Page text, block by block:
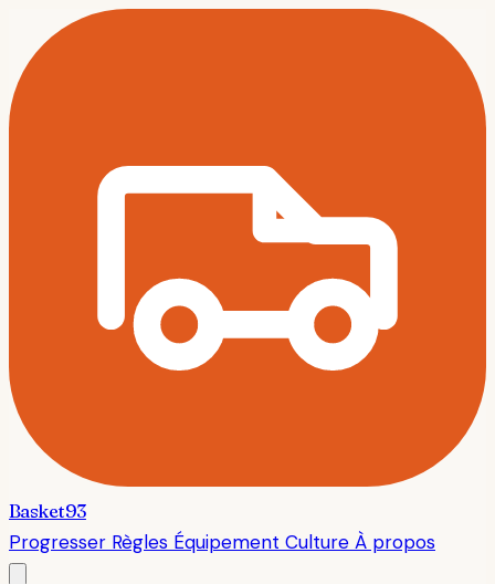
Basket93
Progresser Règles Équipement Culture À propos